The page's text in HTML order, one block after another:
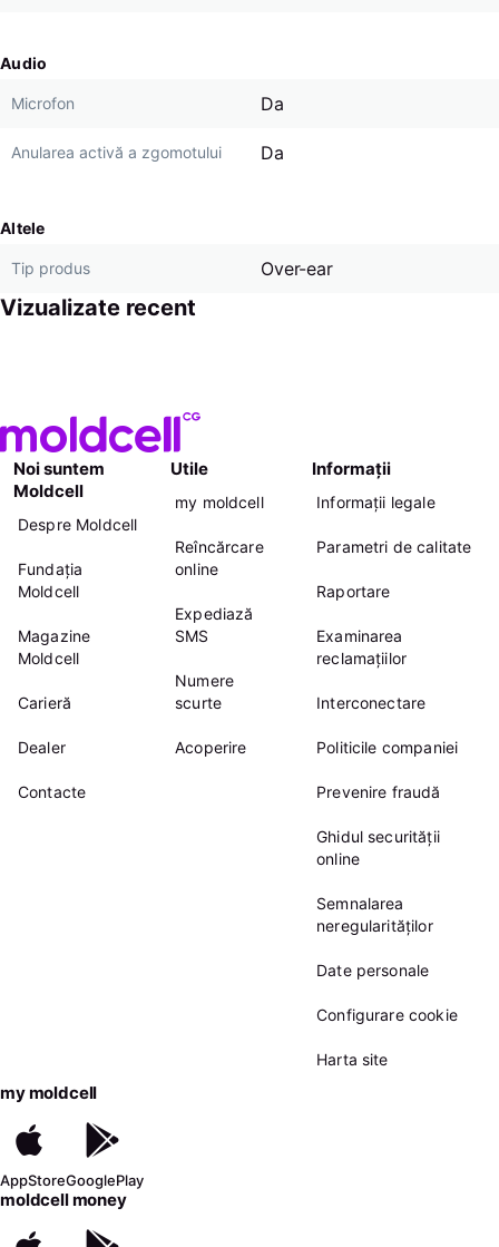
Audio
Microfon Da
Anularea activă a zgomotului Da
Altele
Tip produs Over-ear
Vizualizate recent
Noi suntem
Moldcell
Despre Moldcell
Fundația
Moldcell
Magazine
Moldcell
Carieră
Dealer
Contacte
Utile
my moldcell
Reîncărcare
online
Expediază
SMS
Numere
scurte
Acoperire
Informații
Informații legale
Parametri de calitate
Raportare
Examinarea
reclamațiilor
Interconectare
Politicile companiei
Prevenire fraudă
Ghidul securității
online
Semnalarea
neregularităților
Date personale
Configurare cookie
Harta site
my moldcell
AppStoreGooglePlay
moldcell money